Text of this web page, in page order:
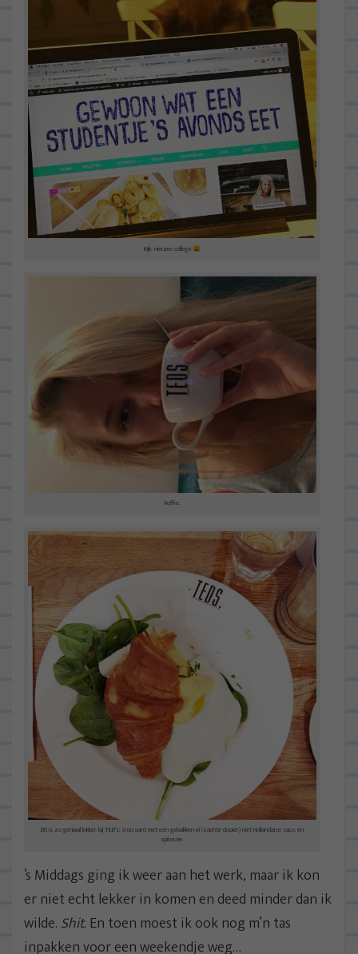
Kijk: nieuwe collega 😀
koffie.
Dit is zo geniaal lekker bij TED’s: croissant met een gebakken ei (zachte dooier) met Hollandaise saus en
spinazie.
’s Middags ging ik weer aan het werk, maar ik kon
er niet echt lekker in komen en deed minder dan ik
wilde. Shit. En toen moest ik ook nog m’n tas
inpakken voor een weekendje weg…